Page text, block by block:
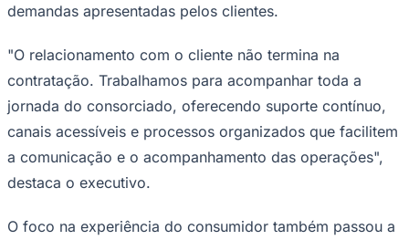
demandas apresentadas pelos clientes.
"O relacionamento com o cliente não termina na
contratação. Trabalhamos para acompanhar toda a
jornada do consorciado, oferecendo suporte contínuo,
canais acessíveis e processos organizados que facilitem
a comunicação e o acompanhamento das operações",
destaca o executivo.
O foco na experiência do consumidor também passou a